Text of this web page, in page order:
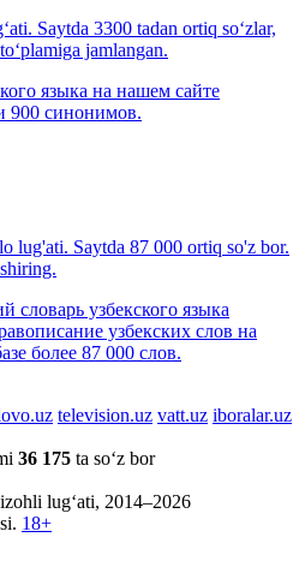
Saytda 3300 tadan ortiq so‘zlar,
jamlangan.
языка на нашем сайте
900 синонимов.
Saytda 87 000 ortiq so'z bor.
узбекского языка
узбекских слов на
более 87 000 слов.
television.uz vatt.uz iboralar.uz
36 175 ta so‘z bor
lug‘ati, 2014–2026
18+